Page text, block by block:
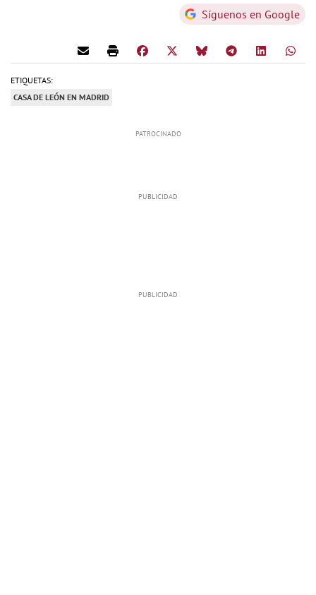
Síguenos en Google
ETIQUETAS:
CASA DE LEÓN EN MADRID